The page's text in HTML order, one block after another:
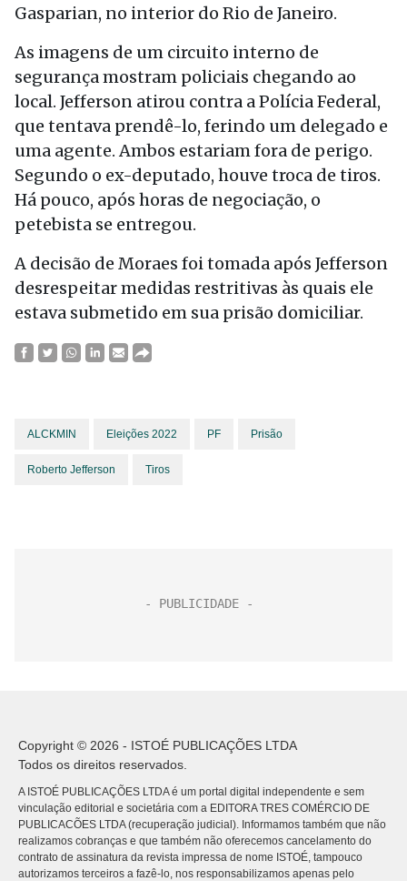
Gasparian, no interior do Rio de Janeiro.
As imagens de um circuito interno de
segurança mostram policiais chegando ao
local. Jefferson atirou contra a Polícia Federal,
que tentava prendê-lo, ferindo um delegado e
uma agente. Ambos estariam fora de perigo.
Segundo o ex-deputado, houve troca de tiros.
Há pouco, após horas de negociação, o
petebista se entregou.
A decisão de Moraes foi tomada após Jefferson
desrespeitar medidas restritivas às quais ele
estava submetido em sua prisão domiciliar.
ALCKMIN Eleições 2022 PF Prisão
Roberto Jefferson Tiros
Copyright © 2026 - ISTOÉ PUBLICAÇÕES LTDA
Todos os direitos reservados.
A ISTOÉ PUBLICAÇÕES LTDA é um portal digital independente e sem
vinculação editorial e societária com a EDITORA TRES COMÉRCIO DE
PUBLICACÕES LTDA (recuperação judicial). Informamos também que não
realizamos cobranças e que também não oferecemos cancelamento do
contrato de assinatura da revista impressa de nome ISTOÉ, tampouco
autorizamos terceiros a fazê-lo, nos responsabilizamos apenas pelo